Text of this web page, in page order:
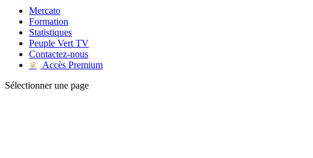
Mercato
Formation
Statistiques
Peuple Vert TV
Contactez-nous
♛
Accès Premium
Sélectionner une page